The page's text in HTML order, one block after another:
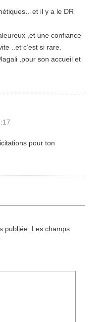
il y a le DR
,et une confiance
..et c’est si rare.
,pour son accueil et
pour ton
publiée. Les champs